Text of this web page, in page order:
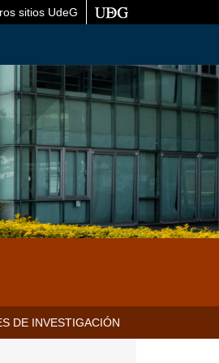
sitios UdeG
DE INVESTIGACIÓN